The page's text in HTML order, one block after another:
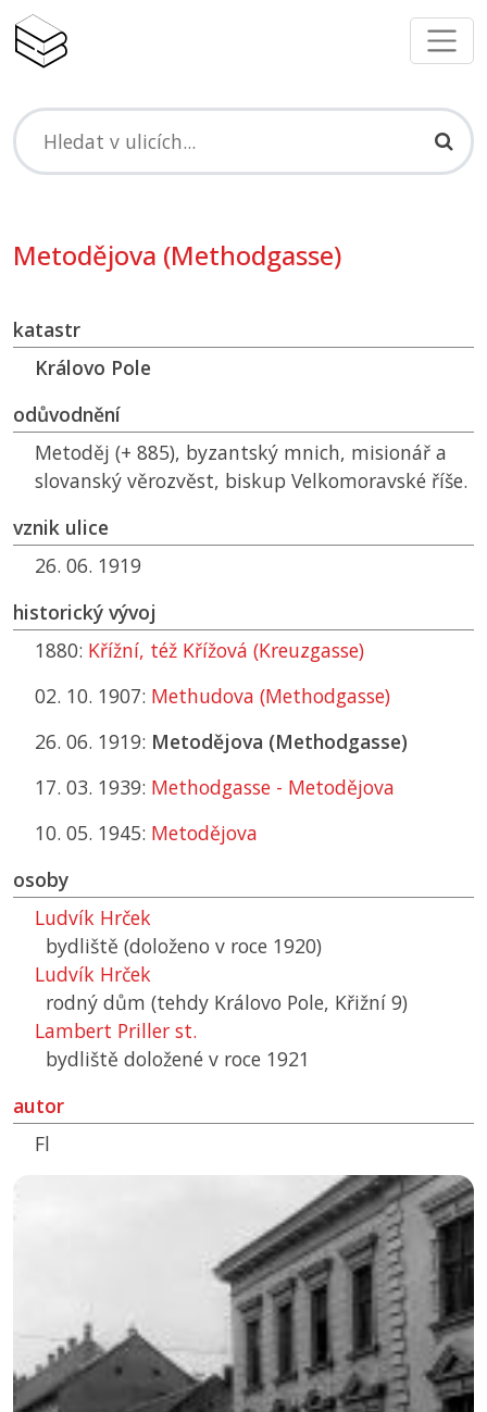
Metodějova (Methodgasse)
katastr
Královo Pole
odůvodnění
Metoděj (+ 885), byzantský mnich, misionář a
slovanský věrozvěst, biskup Velkomoravské říše.
vznik ulice
26. 06. 1919
historický vývoj
1880: Křížní, též Křížová (Kreuzgasse)
02. 10. 1907: Methudova (Methodgasse)
26. 06. 1919: Metodějova (Methodgasse)
17. 03. 1939: Methodgasse - Metodějova
10. 05. 1945: Metodějova
osoby
Ludvík Hrček
bydliště (doloženo v roce 1920)
Ludvík Hrček
rodný dům (tehdy Královo Pole, Křižní 9)
Lambert Priller st.
bydliště doložené v roce 1921
autor
Fl